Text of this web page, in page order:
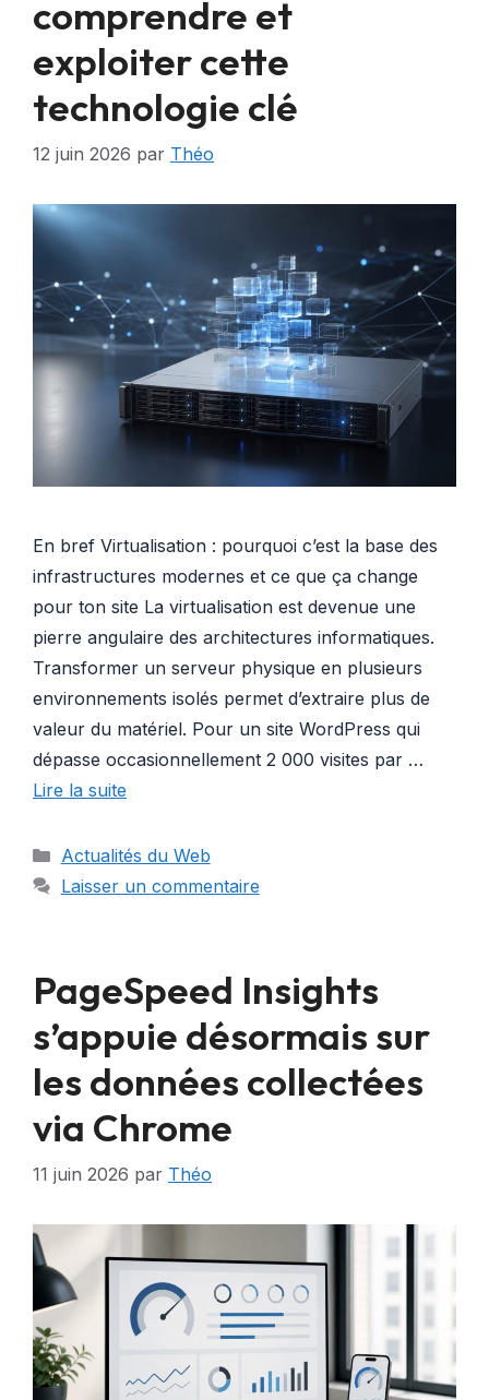
comprendre et
exploiter cette
technologie clé
12 juin 2026 par Théo
En bref Virtualisation : pourquoi c’est la base des
infrastructures modernes et ce que ça change
pour ton site La virtualisation est devenue une
pierre angulaire des architectures informatiques.
Transformer un serveur physique en plusieurs
environnements isolés permet d’extraire plus de
valeur du matériel. Pour un site WordPress qui
dépasse occasionnellement 2 000 visites par …
Lire la suite
Catégories
Actualités du Web
Laisser un commentaire
PageSpeed Insights
s’appuie désormais sur
les données collectées
via Chrome
11 juin 2026 par Théo